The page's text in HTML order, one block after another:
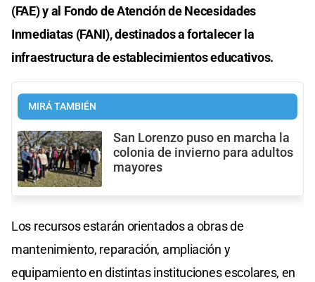
(FAE) y al Fondo de Atención de Necesidades
Inmediatas (FANI), destinados a fortalecer la
infraestructura de establecimientos educativos.
MIRÁ TAMBIÉN
San Lorenzo puso en marcha la
colonia de invierno para adultos
mayores
Los recursos estarán orientados a obras de
mantenimiento, reparación, ampliación y
equipamiento en distintas instituciones escolares, en